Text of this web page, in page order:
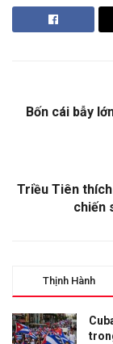
Bốn cái bẫy
Triều Tiên
chiến
Thịnh Hành